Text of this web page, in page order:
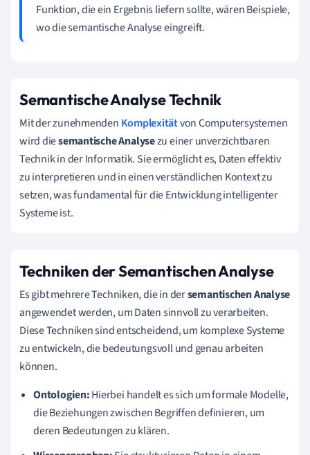
Funktion, die ein Ergebnis liefern sollte, wären Beispiele,
wo die semantische Analyse eingreift.
Semantische Analyse Technik
Mit der zunehmenden Komplexitätvon Computersystemen
wird diesemantische Analysezu einer unverzichtbaren
Technik in der Informatik. Sie ermöglicht es, Daten effektiv
zu interpretieren und in einen verständlichen Kontext zu
setzen, was fundamental für die Entwicklung intelligenter
Systeme ist.
Techniken der Semantischen Analyse
Es gibt mehrere Techniken, die in dersemantischen Analyse
angewendet werden, um Daten sinnvoll zu verarbeiten.
Diese Techniken sind entscheidend, um komplexe Systeme
zu entwickeln, die bedeutungsvoll und genau arbeiten
können.
Ontologien:Hierbei handelt es sich um formale Modelle,
die Beziehungen zwischen Begriffen definieren, um
deren Bedeutungen zu klären.